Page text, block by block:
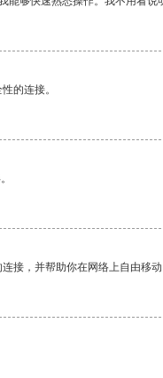
的连接。
接，并帮助你在网络上自由移动